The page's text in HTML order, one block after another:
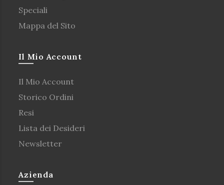
Speciali
Mappa del Sito
Il Mio Account
Il Mio Account
Storico Ordini
Resi
Lista dei Desideri
Newsletter
Azienda